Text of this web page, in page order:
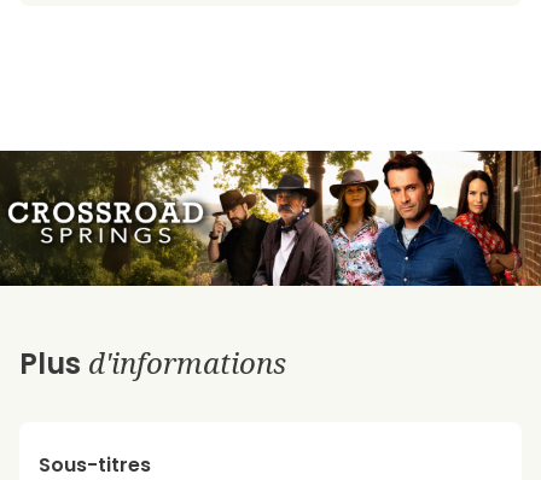
Plus d'informations
Sous-titres